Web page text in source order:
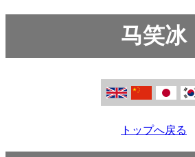
马笑冰
トップへ戻る